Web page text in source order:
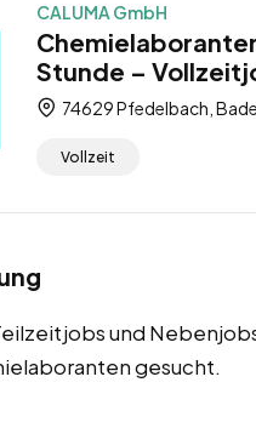
CALUMA GmbH
Stunde –
74629 Pfedelbach,
Vollzeit
und
gesucht.